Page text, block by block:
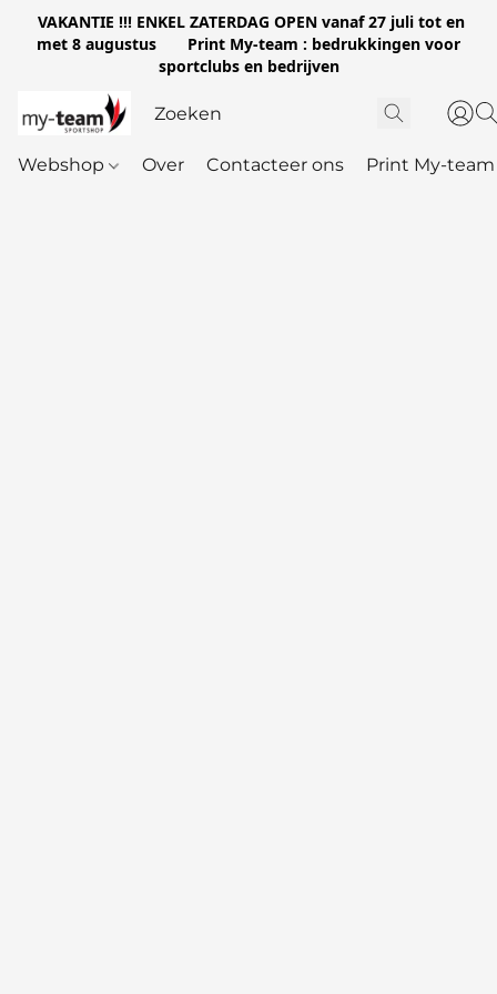
VAKANTIE !!! ENKEL ZATERDAG OPEN vanaf 27 juli tot en
met 8 augustus Print My-team : bedrukkingen voor
sportclubs en bedrijven
Webshop Over Contacteer ons Print My-team